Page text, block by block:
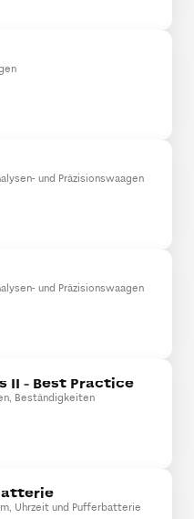
und Präzisionswaagen
und Präzisionswaagen
II - Best Practice
Beständigkeiten
Uhrzeit und Pufferbatterie